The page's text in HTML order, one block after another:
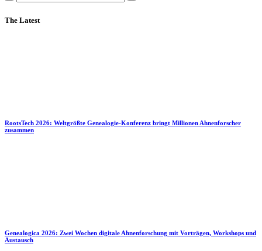
The Latest
RootsTech 2026: Weltgrößte Genealogie-Konferenz bringt Millionen Ahnenforscher
zusammen
Genealogica 2026: Zwei Wochen digitale Ahnenforschung mit Vorträgen, Workshops und
Austausch